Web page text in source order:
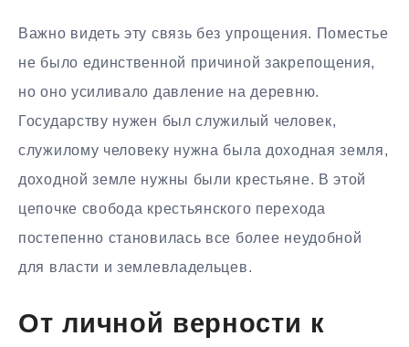
Важно видеть эту связь без упрощения. Поместье
не было единственной причиной закрепощения,
но оно усиливало давление на деревню.
Государству нужен был служилый человек,
служилому человеку нужна была доходная земля,
доходной земле нужны были крестьяне. В этой
цепочке свобода крестьянского перехода
постепенно становилась все более неудобной
для власти и землевладельцев.
От личной верности к